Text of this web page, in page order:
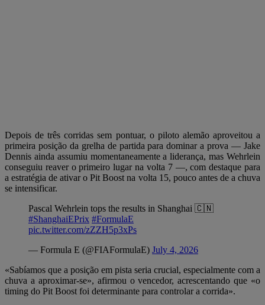
Depois de três corridas sem pontuar, o piloto alemão aproveitou a
primeira posição da grelha de partida para dominar a prova — Jake
Dennis ainda assumiu momentaneamente a liderança, mas Wehrlein
conseguiu reaver o primeiro lugar na volta 7 —, com destaque para
a estratégia de ativar o Pit Boost na volta 15, pouco antes de a chuva
se intensificar.
Pascal Wehrlein tops the results in Shanghai 🇨🇳
#ShanghaiEPrix #FormulaE
pic.twitter.com/zZZH5p3xPs
— Formula E (@FIAFormulaE) July 4, 2026
«Sabíamos que a posição em pista seria crucial, especialmente com a
chuva a aproximar-se», afirmou o vencedor, acrescentando que «o
timing do Pit Boost foi determinante para controlar a corrida».